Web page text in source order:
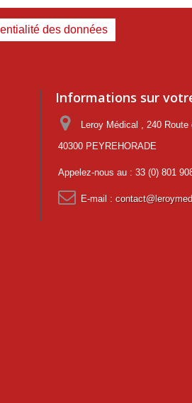
Informations sur
Leroy Médical , 240
40300 PEYREHORADE
Appelez-nous au : 33 (0) 801
E-mail :
des données